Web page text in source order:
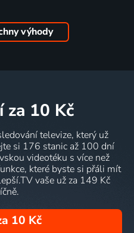
výhody
za 10 Kč
televize, který už
si 176 stanic až 100 dní
videotéku s více než
které byste si přáli mít
vaše už za 149 Kč
10 Kč